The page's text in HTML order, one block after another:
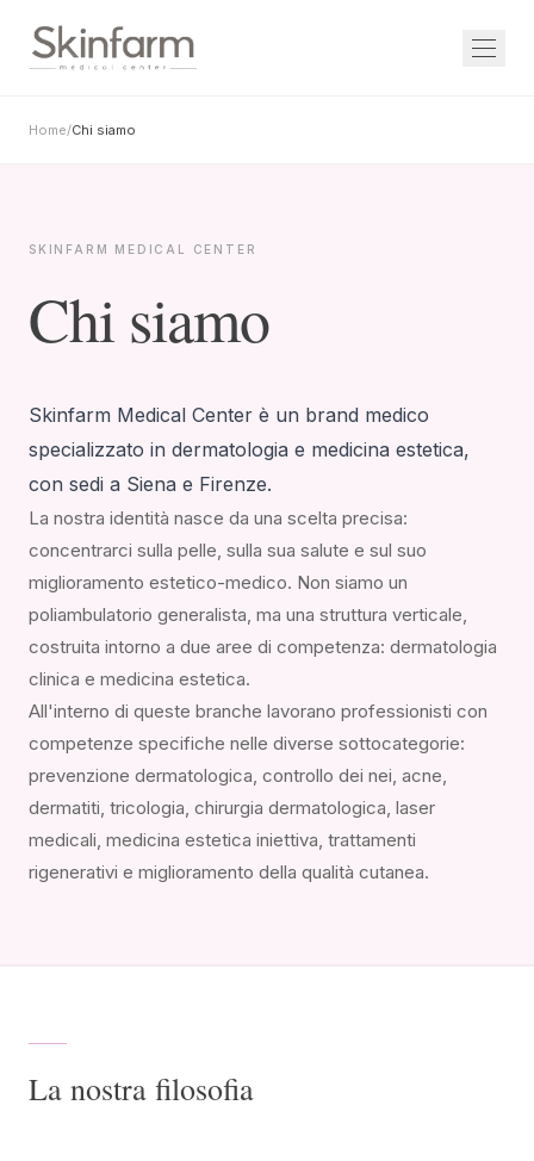
Home/Chi siamo
SKINFARM MEDICAL CENTER
Chi siamo
Skinfarm Medical Center è un brand medico
specializzato in dermatologia e medicina estetica,
con sedi a Siena e Firenze.
La nostra identità nasce da una scelta precisa:
concentrarci sulla pelle, sulla sua salute e sul suo
miglioramento estetico-medico. Non siamo un
poliambulatorio generalista, ma una struttura verticale,
costruita intorno a due aree di competenza: dermatologia
clinica e medicina estetica.
All'interno di queste branche lavorano professionisti con
competenze specifiche nelle diverse sottocategorie:
prevenzione dermatologica, controllo dei nei, acne,
dermatiti, tricologia, chirurgia dermatologica, laser
medicali, medicina estetica iniettiva, trattamenti
rigenerativi e miglioramento della qualità cutanea.
La nostra filosofia